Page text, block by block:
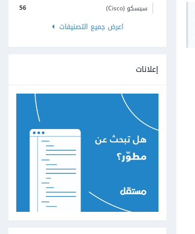
56 سيسكو (Cisco)
اعرض جميع التصنيفات
إعلانات